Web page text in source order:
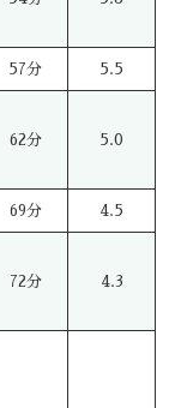
57分 5.5
62分 5.0
69分 4.5
72分 4.3